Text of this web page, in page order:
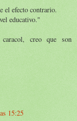
el efecto contrario.
educativo."
creo que son
15:25